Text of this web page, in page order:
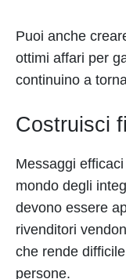
Puoi anche
ottimi affari per
continuino a
Costruisci
Messaggi
mondo degli
devono essere
rivenditori
che rende
persone.